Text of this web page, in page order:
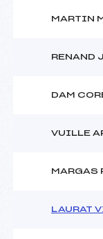
MARTIN
RENAND
DAM
VUILLE
MARGAS
LAURAT